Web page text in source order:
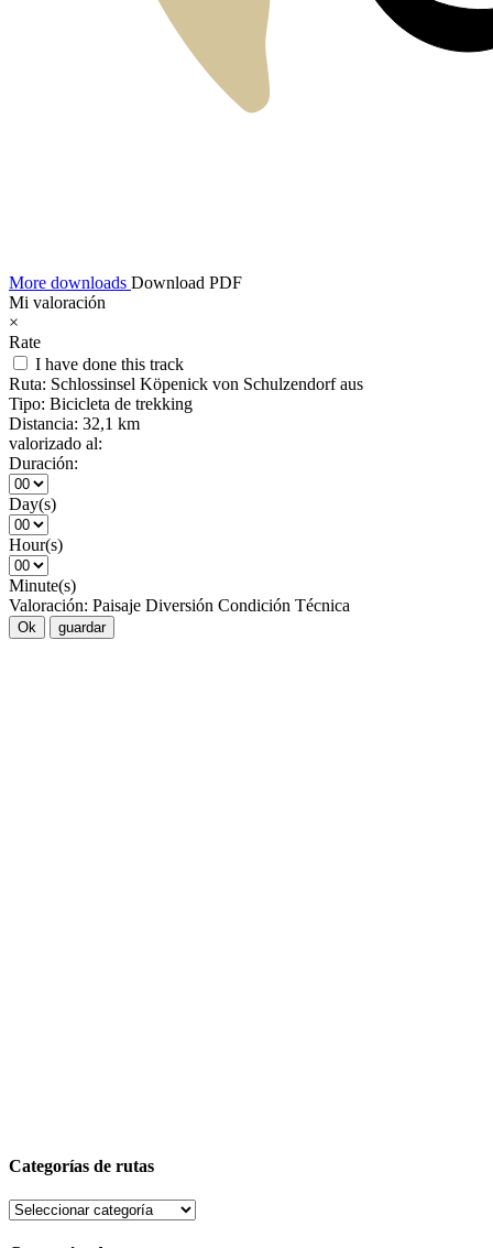
More downloads Download PDF
Mi valoración
×
Rate
I have done this track
Ruta: Schlossinsel Köpenick von Schulzendorf aus
Tipo: Bicicleta de trekking
Distancia: 32,1 km
valorizado al:
Duración:
Day(s)
Hour(s)
Minute(s)
Valoración: Paisaje Diversión Condición Técnica
Ok guardar
Categorías de rutas